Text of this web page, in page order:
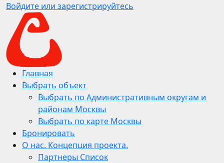
Войдите или зарегистрируйтесь
Главная
Выбрать объект
Выбрать по Административным округам и
районам Москвы
Выбрать по карте Москвы
Бронировать
О нас. Концепция проекта.
Партнеры Список